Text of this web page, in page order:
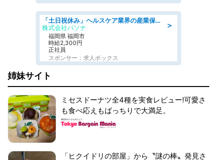
＞
「土日祝休み」ヘルスケア業界の産業保健師/高時給/未経験OK/要資格:保健師、正看護師
株式会社パソナ
福岡県 福岡市
時給2,300円
正社員
スポンサー：求人ボックス
姉妹サイト
ミセスドーナツ全4種を実食レビュー!可愛さ
も食べ応えもばっちりで大満足。
「ヒクイドリの部屋」から〝謎の棒〟発見さ